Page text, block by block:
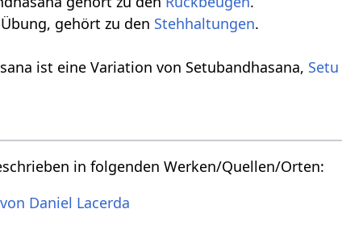
gehört zu den Stehhaltungen.
ist eine Variation von Setubandhasana,
in folgenden Werken/Quellen/Orten:
Daniel Lacerda